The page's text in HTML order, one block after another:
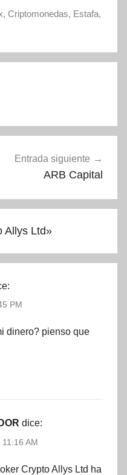
, Criptomonedas, Estafa,
Entrada siguiente
ARB Capital
Allys Ltd»
PM
dinero? pienso que
dice:
AM
Crypto Allys Ltd ha